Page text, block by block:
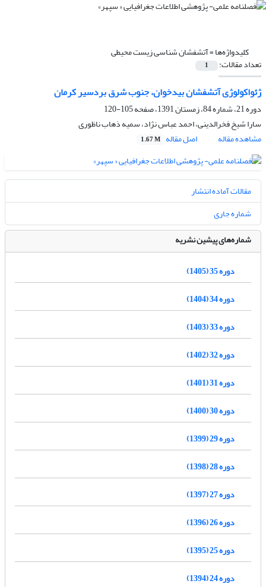
کلیدواژه‌ها =آتشفشان شناسی زیست محیطی
تعداد مقالات: 1
ژئواکولوژی آتشفشان بیدخوان، جنوب شرق بردسیر کرمان
دوره 21، شماره 84، زمستان 1391، صفحه
105-120
سارا شیخ فخرالدینی، احمد عباس نژاد، سمیه ذهاب ناظوری
مشاهده مقاله
اصل مقاله 1.67 M
مقالات آماده انتشار
شماره جاری
شماره‌های پیشین نشریه
دوره 35 (1405)
دوره 34 (1404)
دوره 33 (1403)
دوره 32 (1402)
دوره 31 (1401)
دوره 30 (1400)
دوره 29 (1399)
دوره 28 (1398)
دوره 27 (1397)
دوره 26 (1396)
دوره 25 (1395)
دوره 24 (1394)